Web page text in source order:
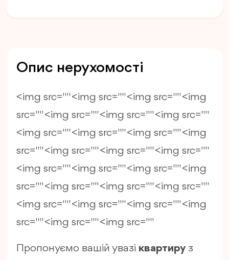
Опис нерухомості
<img src="" <img src="" <img src="" <img
src="" <img src="" <img src="" <img src=""
<img src="" <img src="" <img src="" <img
src="" <img src="" <img src="" <img src=""
<img src="" <img src="" <img src="" <img
src="" <img src="" <img src="" <img src=""
<img src="" <img src="" <img src="" <img
src="" <img src="" <img src=""
Пропонуємо вашій увазі квартиру з